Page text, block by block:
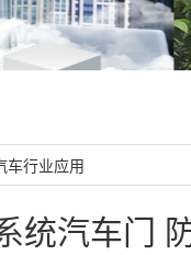
车行业应用
统汽车门